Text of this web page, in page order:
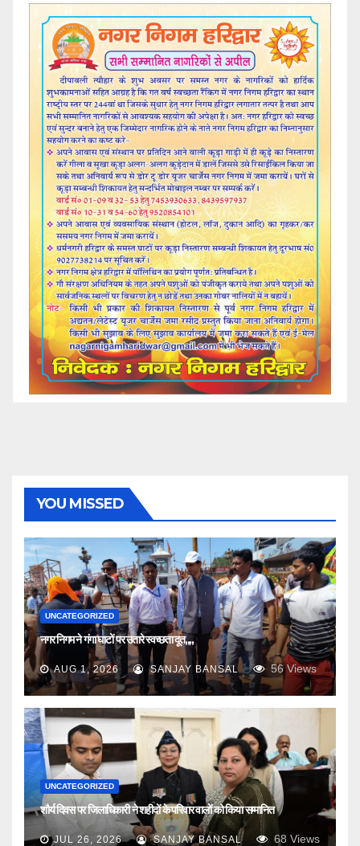
YOU MISSED
UNCATEGORIZED
नगर निगम ने गंगा घाटों पर उतारे स्वच्छता दूत,,,,
AUG 1, 2026 SANJAY BANSAL 56Views
UNCATEGORIZED
शौर्य दिवस पर जिलाधिकारी ने शहीदों के परिवार वालों को किया सम्मानित
JUL 26, 2026 SANJAY BANSAL 68 Views